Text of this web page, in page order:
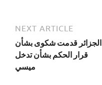
NEXT ARTICLE
الجزائر قدمت شكوى بشأن
قرار الحكم بشأن تدخل
ميسي